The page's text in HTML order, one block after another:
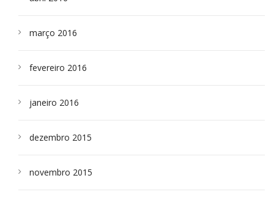
março 2016
fevereiro 2016
janeiro 2016
dezembro 2015
novembro 2015